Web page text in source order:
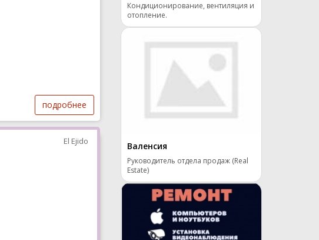
подробнее
El Ejido
Кондиционирование, вентиляция и
отопление.
Валенсия
Руководитель отдела продаж (Real
Estate)